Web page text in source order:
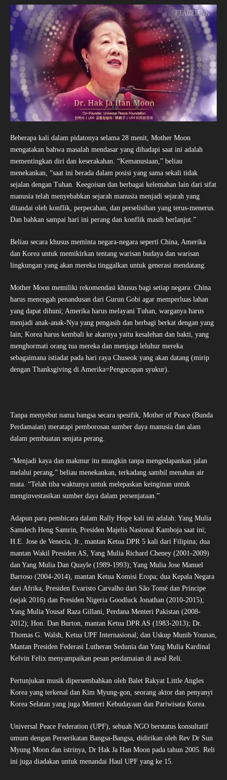
Beberapa kali dalam pidatonya selama 28 menit, Mother Moon
mengatakan bahwa masalah mendasar yang dihadapi saat ini adalah
mementingkan diri dan keserakahan. “Kemanusiaan,” beliau
menekankan, “saat ini berada dalam posisi yang sama sekali tidak
sejalan dengan Tuhan. Keegoisan dan berbagai kelemahan lain dari sifat
manusia telah menyebabkan sejarah manusia menjadi sejarah yang
ditandai oleh konflik, perpecahan, dan perselisihan yang terus-menerus.
Dan bahkan sampai hari ini perang dan konflik masih berlanjut.”
Beliau secara khusus meminta negara-negara seperti China, Amerika
dan Korea untuk memikirkan tentang warisan budaya dan warisan
lingkungan yang akan mereka tinggalkan untuk generasi mendatang.
Mother Moon memiliki rekomendasi khusus bagi setiap negara: China
harus mencegah penandusan dari Gurun Gobi agar memperluas lahan
yang dapat dihuni; Amerika harus melayani Tuhan, warganya harus
menjadi anak-anak-Nya yang pengasih dan berbagi berkat dengan yang
lain; Korea harus kembali ke akarnya yaitu kesalehan dan bakti, yang
menghormati orang tua mereka dan menjaga leluhur mereka
sebagaimana istiadat pada hari raya Chuseok yang akan datang (mirip
dengan Thanksgiving di Amerika=Pengucapan syukur).
Tanpa menyebut nama bangsa secara spesifik, Mother of Peace (Bunda
Perdamaian) meratapi pemborosan sumber daya manusia dan alam
dalam pembuatan senjata perang.
“Menjadi kaya dan makmur itu mungkin tanpa mengedapankan jalan
melalui perang,” beliau menekankan, terkadang sambil menahan air
mata. “Telah tiba waktunya untuk melepaskan keinginan untuk
menginvestasikan sumber daya dalam persenjataan.”
Adapun para pembicara dalam Rally Hope kali ini adalah: Yang Mulia
Samdech Heng Samrin, Presiden Majelis Nasional Kamboja saat ini;
H.E. Jose de Venecia, Jr., mantan Ketua DPR 5 kali dari Filipina; dua
mantan Wakil Presiden AS, Yang Mulia Richard Cheney (2001-2009)
dan Yang Mulia Dan Quayle (1989-1993); Yang Mulia Jose Manuel
Barroso (2004-2014), mantan Ketua Komisi Eropa; dua Kepala Negara
dari Afrika, Presiden Evaristo Carvalho dari São Tomé dan Príncipe
(sejak 2016) dan Presiden Nigeria Goodluck Jonathan (2010-2015);
Yang Mulia Yousaf Raza Gillani, Perdana Menteri Pakistan (2008-
2012); Hon. Dan Burton, mantan Ketua DPR AS (1983-2013); Dr.
Thomas G. Walsh, Ketua UPF Internasional; dan Uskup Munib Younan,
Mantan Presiden Federasi Lutheran Sedunia dan Yang Mulia Kardinal
Kelvin Felix menyampaikan pesan perdamaian di awal Reli.
Pertunjukan musik dipersembahkan oleh Balet Rakyat Little Angles
Korea yang terkenal dan Kim Myung-gon, seorang aktor dan penyanyi
Korea Selatan yang juga Menteri Kebudayaan dan Pariwisata Korea.
Universal Peace Federation (UPF), sebuah NGO berstatus konsultatif
umum dengan Perserikatan Bangsa-Bangsa, didirikan oleh Rev Dr Sun
Myung Moon dan istrinya, Dr Hak Ja Han Moon pada tahun 2005. Reli
ini juga diadakan untuk menandai Haul UPF yang ke 15.